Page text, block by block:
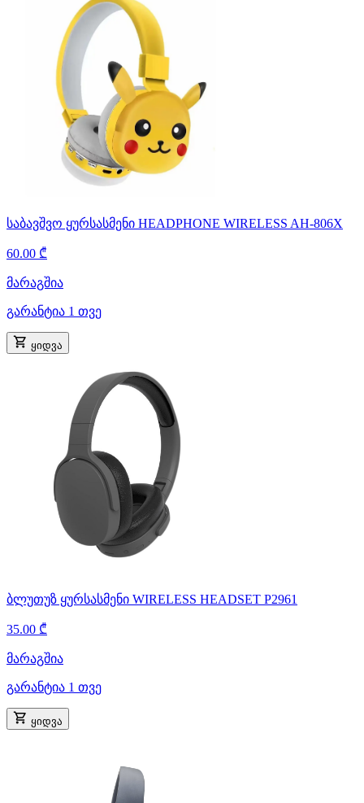
საბავშვო ყურსასმენი HEADPHONE WIRELESS AH-806X
60.00 ₾
მარაგშია
გარანტია 1 თვე
ყიდვა
ბლუთუზ ყურსასმენი WIRELESS HEADSET P2961
35.00 ₾
მარაგშია
გარანტია 1 თვე
ყიდვა